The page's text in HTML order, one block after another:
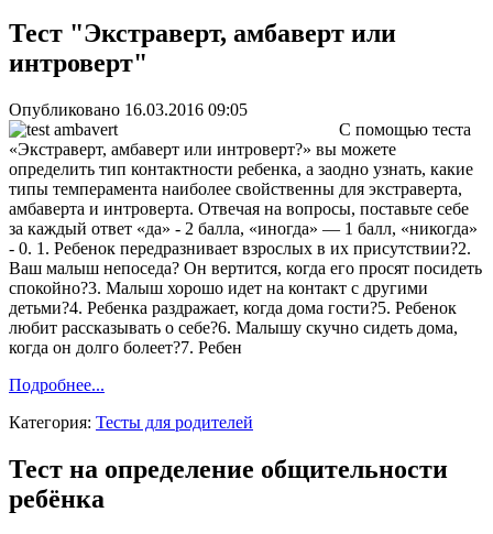
Тест "Экстраверт, амбаверт или
интроверт"
Опубликовано 16.03.2016 09:05
С помощью теста
«Экстраверт, амбаверт или интроверт?» вы можете
определить тип контактности ребенка, а заодно узнать, какие
типы темперамента наиболее свойственны для экстраверта,
амбаверта и интроверта. Отвечая на вопросы, поставьте себе
за каждый ответ «да» - 2 балла, «иногда» — 1 балл, «никогда»
- 0. 1. Ребенок передразнивает взрослых в их присутствии?2.
Ваш малыш непоседа? Он вертится, когда его просят посидеть
спокойно?3. Малыш хорошо идет на контакт с другими
детьми?4. Ребенка раздражает, когда дома гости?5. Ребенок
любит рассказывать о себе?6. Малышу скучно сидеть дома,
когда он долго болеет?7. Ребен
Подробнее...
Категория: Тесты для родителей
Тест на определение общительности
ребёнка